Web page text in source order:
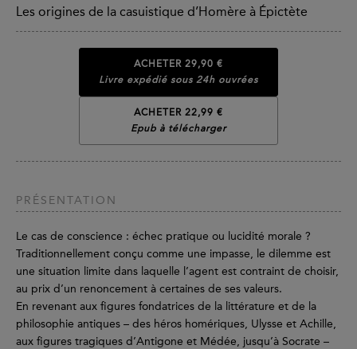
Les origines de la casuistique d’Homère à Épictète
ACHETER 29,90 €
Livre expédié sous 24h ouvrées
ACHETER 22,99 €
Epub à télécharger
PRÉSENTATION
Le cas de conscience : échec pratique ou lucidité morale ?
Traditionnellement conçu comme une impasse, le dilemme est
une situation limite dans laquelle l’agent est contraint de choisir,
au prix d’un renoncement à certaines de ses valeurs.
En revenant aux figures fondatrices de la littérature et de la
philosophie antiques – des héros homériques, Ulysse et Achille,
aux figures tragiques d’Antigone et Médée, jusqu’à Socrate –